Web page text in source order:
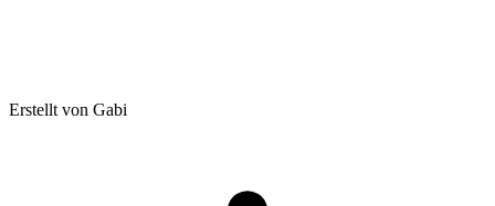
Erstellt von Gabi